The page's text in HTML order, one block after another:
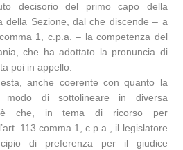
decisorio del primo capo della
della Sezione, dal che discende – a
1, c.p.a. – la competenza del
che ha adottato la pronuncia di
poi in appello.
anche coerente con quanto la
modo di sottolineare in diversa
che, in tema di ricorso per
113 comma 1, c.p.a., il legislatore
di preferenza per il giudice